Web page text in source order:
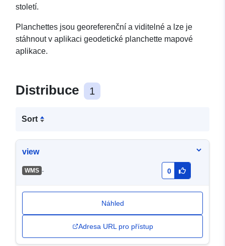
století.
Planchettes jsou georeferenční a viditelné a lze je
stáhnout v aplikaci geodetické planchette mapové
aplikace.
Distribuce 1
Sort
view
WMS - 0
Náhled
Adresa URL pro přístup